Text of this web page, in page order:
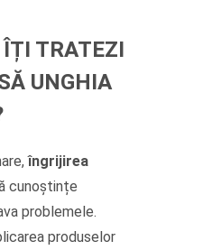
ÎȚI TRATEZI
UNGHIA
îngrijirea
cunoștințe
problemele.
produselor